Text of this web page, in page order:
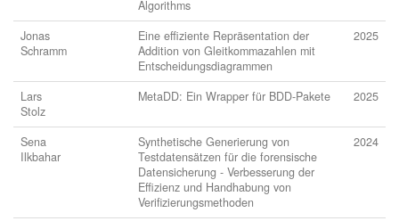
Algorithms
Jonas
Schramm
Eine effiziente Repräsentation der
Addition von Gleitkommazahlen mit
Entscheidungsdiagrammen
2025
Lars
Stolz
MetaDD: Ein Wrapper für BDD-Pakete 2025
Sena
Ilkbahar
Synthetische Generierung von
Testdatensätzen für die forensische
Datensicherung - Verbesserung der
Effizienz und Handhabung von
Verifizierungsmethoden
2024